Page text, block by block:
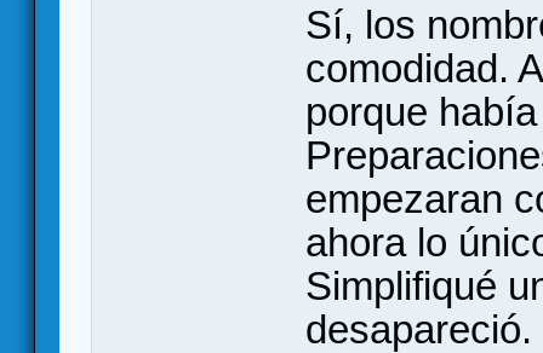
Sí, los
comodidad.
porque
empezaran
ahora lo
Simplifiqué
desapareció.